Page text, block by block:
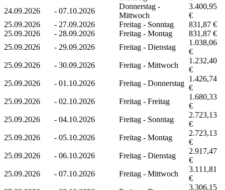
24.09.2026
- 07.10.2026
Donnerstag -
Mittwoch
3.400,95
€
25.09.2026
- 27.09.2026 Freitag - Sonntag
831,87 €
25.09.2026
- 28.09.2026 Freitag - Montag
831,87 €
25.09.2026
- 29.09.2026 Freitag - Dienstag
1.038,06
€
25.09.2026
- 30.09.2026 Freitag - Mittwoch
1.232,40
€
25.09.2026
- 01.10.2026 Freitag - Donnerstag
1.426,74
€
25.09.2026
- 02.10.2026 Freitag - Freitag
1.680,33
€
25.09.2026
- 04.10.2026 Freitag - Sonntag
2.723,13
€
25.09.2026
- 05.10.2026 Freitag - Montag
2.723,13
€
25.09.2026
- 06.10.2026 Freitag - Dienstag
2.917,47
€
25.09.2026
- 07.10.2026 Freitag - Mittwoch
3.111,81
€
3.306,15